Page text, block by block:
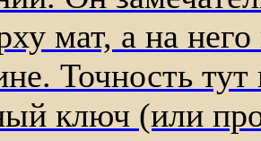
мат, а на
Точность
ключ (или